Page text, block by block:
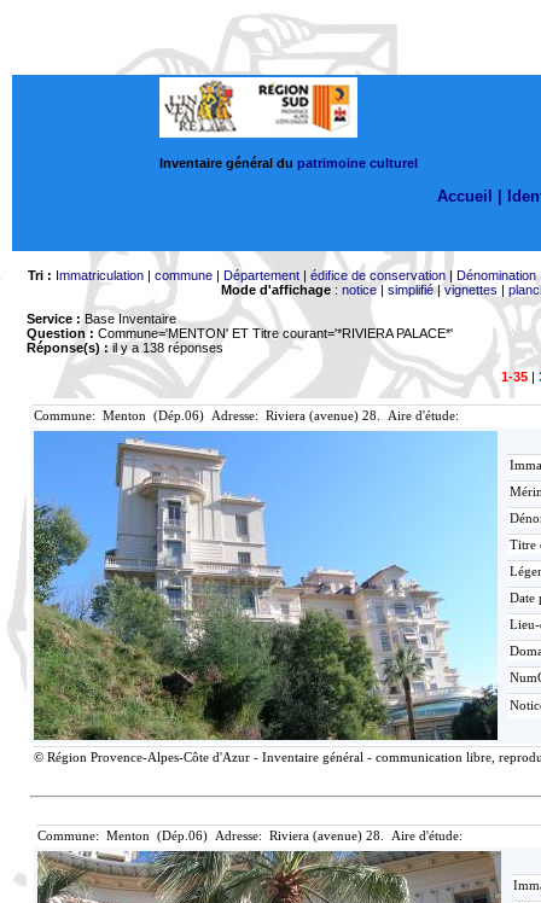
Inventaire général du patrimoine culturel
Accueil |
Tri : Immatriculation| commune| Département| édifice de conservation| Dénomination
Mode d'affichage: notice| simplifié|vignettes |
Service : Base Inventaire
Question : Commune='MENTON' ET Titre courant='*RIVIERA PALACE*'
Réponse(s) :il y a 138 réponses
1-35|
Commune: Menton (Dép.06) Adresse: Riviera (avenue) 28. Aire d'étude:
Titre
Date
© Région Provence-Alpes-Côte d'Azur - Inventaire général - communication libre,
Commune: Menton (Dép.06) Adresse: Riviera (avenue) 28. Aire d'étude: